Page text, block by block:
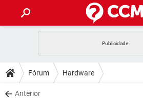
CELULAR
OUTLOOK
DICAS
JOGOS
DOWNLOADS
Fórum Hardware
Anterior